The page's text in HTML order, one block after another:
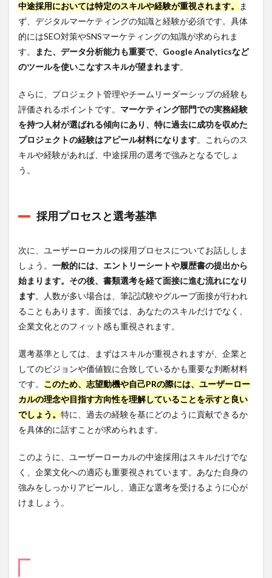
中途採用においては特定のスキルや経験が重視されます。
ま
ず、デジタルマーケティングの知識と経験が必須です。具体
的にはSEO対策やSNSマーケティングの知識が求められま
す。
また、データ分析能力も重要で、Google Analyticsなど
のツールを使いこなすスキルが望まれます。
さらに、プロジェクト管理やチームリーダーシップの経験も
評価されるポイントです。 マーケティング部門での実務経験
を持つ人材が選ばれる傾向にあり、特に過去に成功を収めた
プロジェクトの経験はアピール材料になります。これらのス
キルや経験があれば、中途採用の選考で強みとなるでしょ
う。
採用プロセスと選考基準
次に、ユーザーローカルの採用プロセスについてお話ししま
しょう。 一般的には、エントリーシートや履歴書の提出から
始まります。その後、書類選考を経て面接に進む流れになり
ます。人数が多い場合は、筆記試験やグループ面接が行われ
ることもあります。面接では、あなたのスキルだけでなく、
企業文化とのフィット感も重視されます。
選考基準としては、まずはスキルが重視されますが、企業と
してのビジョンや価値観に合致しているかも重要な判断材料
です。 このため、志望動機や自己PRの際には、ユーザーロー
カルの理念や目指す方向性を理解していることを示すと良い
でしょう。 特に、過去の経験を基にどのように貢献できるか
を具体的に話すことが求められます。
このように、ユーザーローカルの中途採用はスキルだけでな
く、企業文化への適応も重要視されています。あなた自身の
強みをしっかりアピールし、適正な選考を受けるように心が
けましょう。